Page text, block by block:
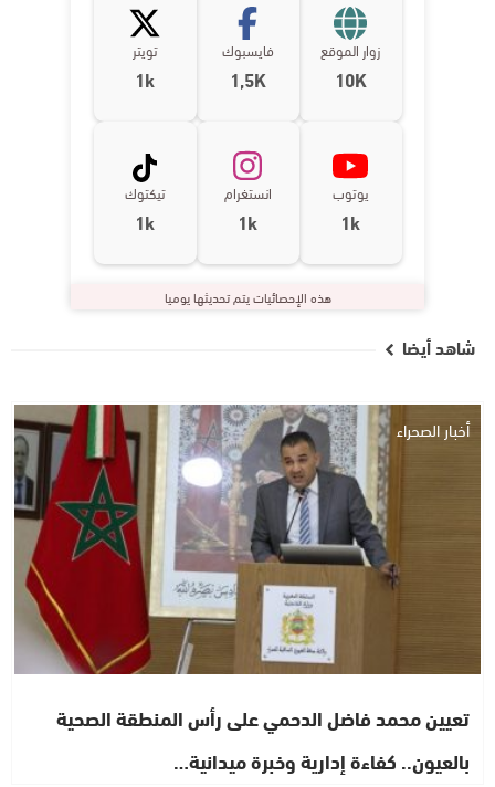
زوار الموقع
10K
فايسبوك
1,5K
تويتر
1k
يوتوب
1k
انستغرام
1k
تيكتوك
1k
هذه الإحصائيات يتم تحديثها يوميا
شاهد أيضا
أخبار الصحراء
تعيين محمد فاضل الدحمي على رأس المنطقة الصحية
بالعيون.. كفاءة إدارية وخبرة ميدانية…